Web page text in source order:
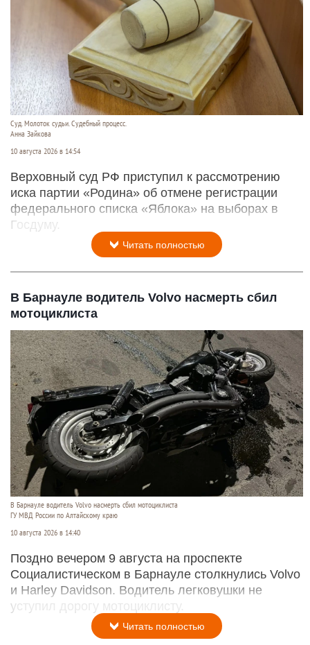
Суд. Молоток судьи. Судебный процесс.
Анна Зайкова
10 августа 2026 в 14:54
Верховный суд РФ приступил к рассмотрению
иска партии «Родина» об отмене регистрации
федерального списка «Яблока» на выборах в
Госдуму.
Читать полностью
В Барнауле водитель Volvo насмерть сбил
мотоциклиста
В Барнауле водитель Volvo насмерть сбил мотоциклиста
ГУ МВД России по Алтайскому краю
10 августа 2026 в 14:40
Поздно вечером 9 августа на проспекте
Социалистическом в Барнауле столкнулись Volvo
и Harley Davidson. Водитель легковушки не
уступил дорогу мотоциклисту.
Читать полностью